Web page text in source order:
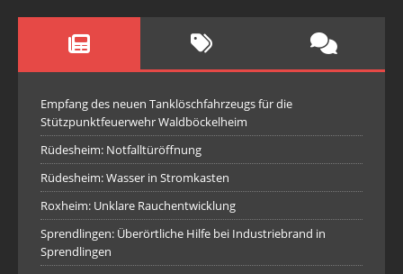
Empfang des neuen Tanklöschfahrzeugs für die
Stützpunktfeuerwehr Waldböckelheim
Rüdesheim: Notfalltüröffnung
Rüdesheim: Wasser in Stromkasten
Roxheim: Unklare Rauchentwicklung
Sprendlingen: Überörtliche Hilfe bei Industriebrand in
Sprendlingen